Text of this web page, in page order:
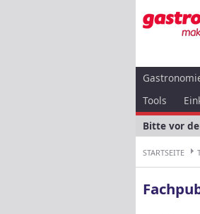
Tools
Bitte vor
STARTSEITE